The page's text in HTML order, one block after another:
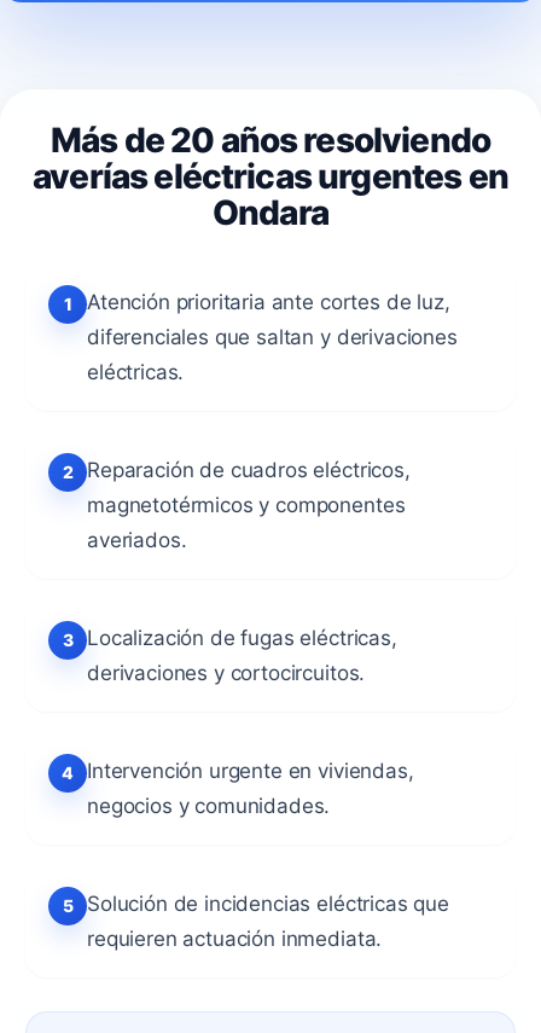
Más de 20 años resolviendo
averías eléctricas urgentes en
Ondara
Atención prioritaria ante cortes de luz,
diferenciales que saltan y derivaciones
eléctricas.
Reparación de cuadros eléctricos,
magnetotérmicos y componentes
averiados.
Localización de fugas eléctricas,
derivaciones y cortocircuitos.
Intervención urgente en viviendas,
negocios y comunidades.
Solución de incidencias eléctricas que
requieren actuación inmediata.